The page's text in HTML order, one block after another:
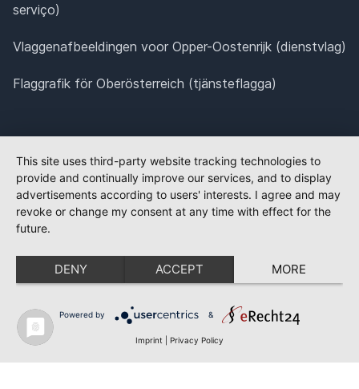
serviço)
Vlaggenafbeeldingen voor Opper-Oostenrijk (dienstvlag)
Flaggrafik för Oberösterreich (tjänsteflagga)
This site uses third-party website tracking technologies to
provide and continually improve our services, and to display
advertisements according to users' interests. I agree and may
revoke or change my consent at any time with effect for the
future.
DENY ACCEPT MORE
Powered by &
Imprint Privacy Policy